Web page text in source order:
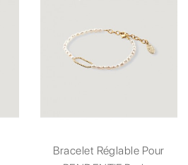
Bracelet Réglable Pour